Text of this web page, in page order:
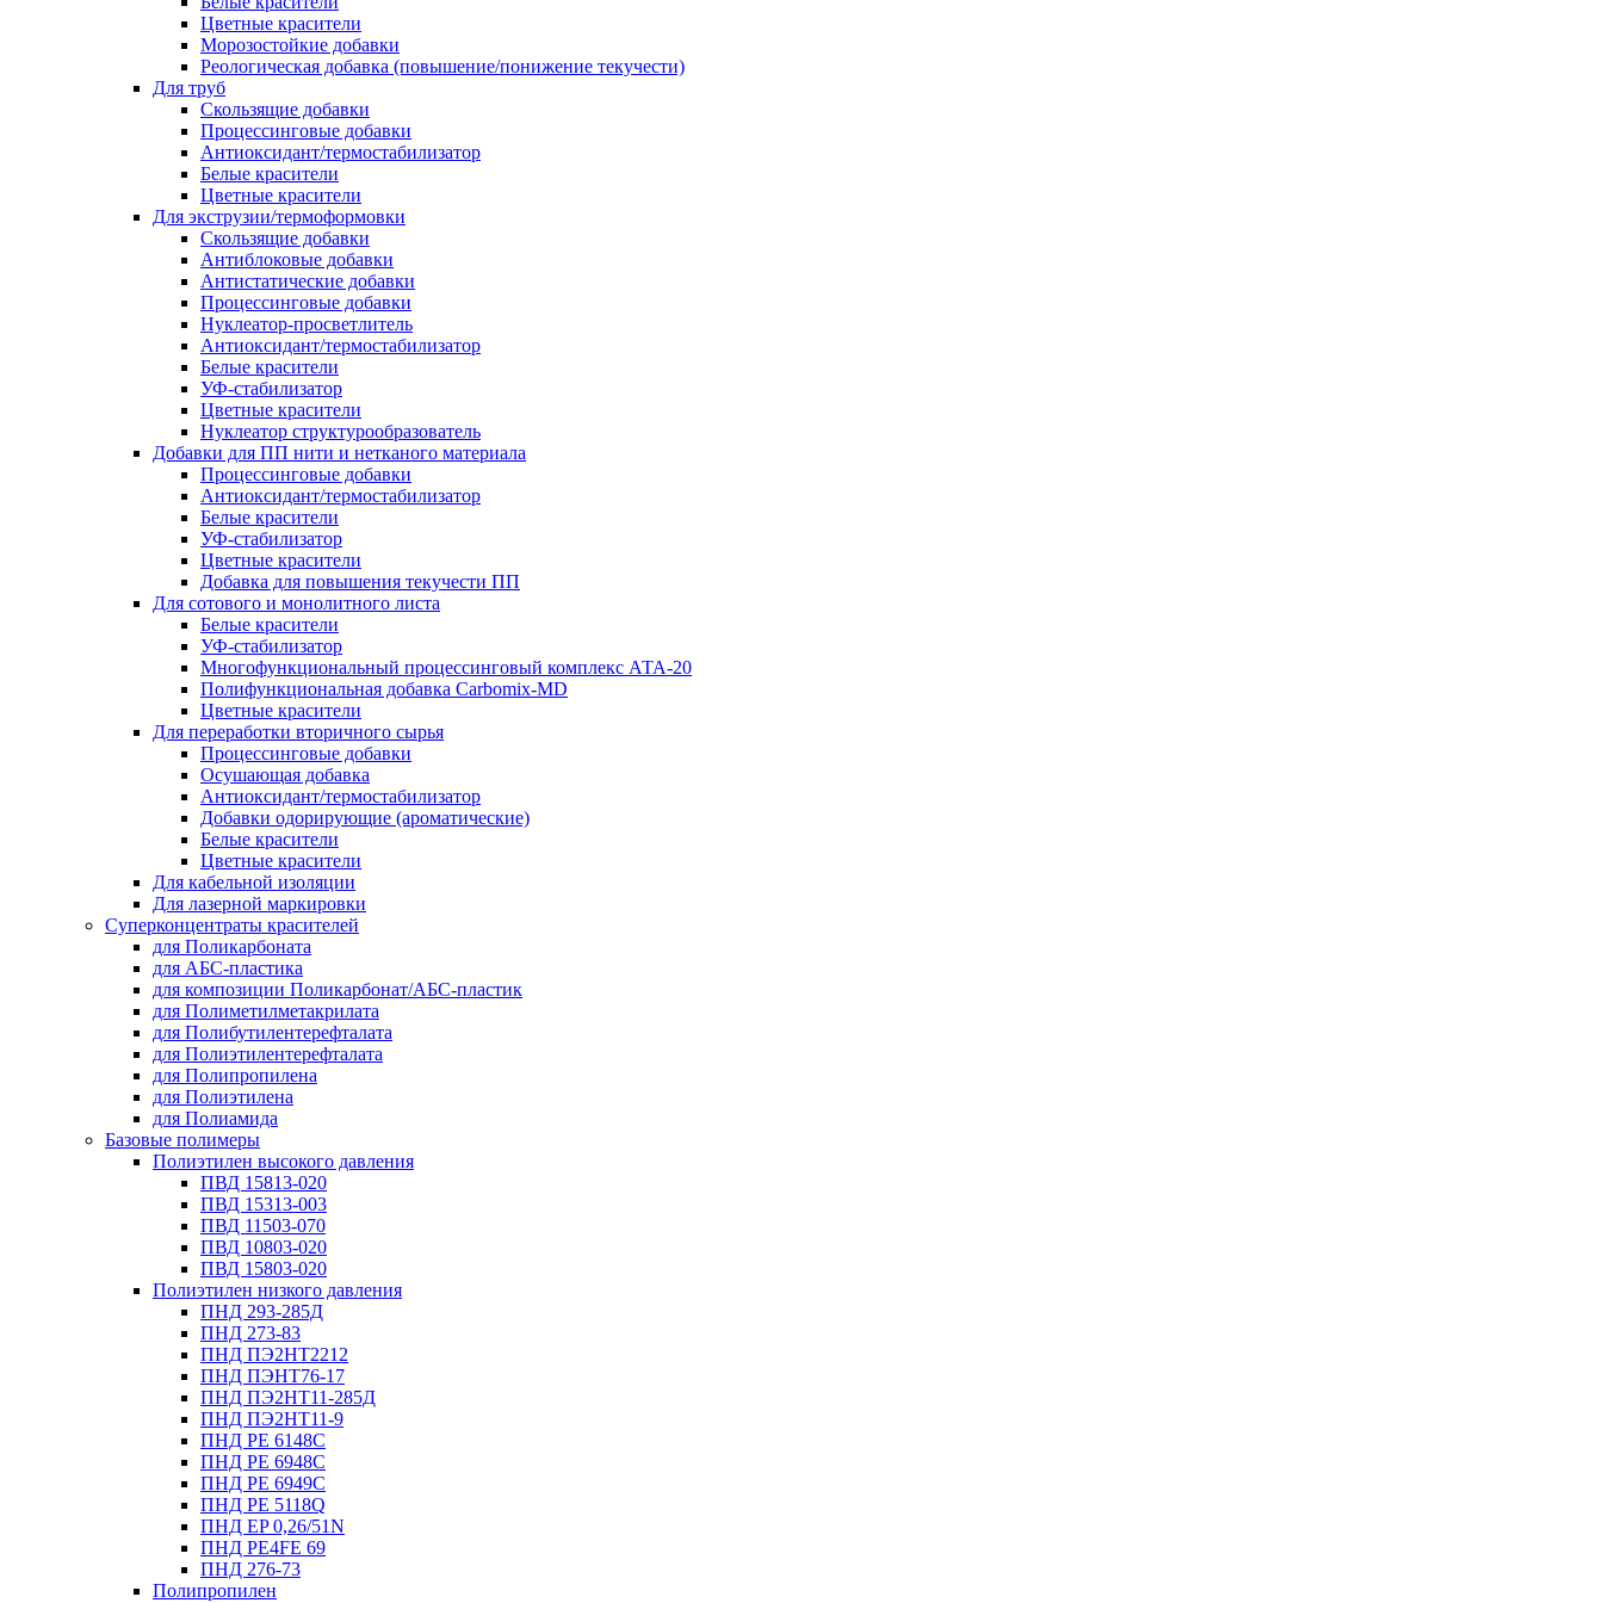
Цветные красители
Морозостойкие добавки
Реологическая добавка (повышение/понижение текучести)
Для труб
Скользящие добавки
Процессинговые добавки
Антиоксидант/термостабилизатор
Белые красители
Цветные красители
Для экструзии/термоформовки
Скользящие добавки
Антиблоковые добавки
Антистатические добавки
Процессинговые добавки
Нуклеатор-просветлитель
Антиоксидант/термостабилизатор
Белые красители
УФ-стабилизатор
Цветные красители
Нуклеатор структурообразователь
Добавки для ПП нити и нетканого материала
Процессинговые добавки
Антиоксидант/термостабилизатор
Белые красители
УФ-стабилизатор
Цветные красители
Добавка для повышения текучести ПП
Для сотового и монолитного листа
Белые красители
УФ-стабилизатор
Многофункциональный процессинговый комплекс АТА-20
Полифункциональная добавка Carbomix-MD
Цветные красители
Для переработки вторичного сырья
Процессинговые добавки
Осушающая добавка
Антиоксидант/термостабилизатор
Добавки одорирующие (ароматические)
Белые красители
Цветные красители
Для кабельной изоляции
Для лазерной маркировки
Суперконцентраты красителей
для Поликарбоната
для АБС-пластика
для композиции Поликарбонат/АБС-пластик
для Полиметилметакрилата
для Полибутилентерефталата
для Полиэтилентерефталата
для Полипропилена
для Полиэтилена
для Полиамида
Базовые полимеры
Полиэтилен высокого давления
ПВД 15813-020
ПВД 15313-003
ПВД 11503-070
ПВД 10803-020
ПВД 15803-020
Полиэтилен низкого давления
ПНД 293-285Д
ПНД 273-83
ПНД ПЭ2НТ2212
ПНД ПЭНТ76-17
ПНД ПЭ2НТ11-285Д
ПНД ПЭ2НТ11-9
ПНД PE 6148C
ПНД PE 6948C
ПНД PE 6949C
ПНД PE 5118Q
ПНД EP 0,26/51N
ПНД PE4FE 69
ПНД 276-73
Полипропилен